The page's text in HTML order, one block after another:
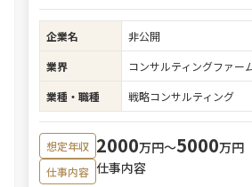
企業名
非公開
業界
コンサルティングファー
業種・職種
戦略コンサルティング
想定年収 2000万円〜5000万円
仕事内容 仕事内容